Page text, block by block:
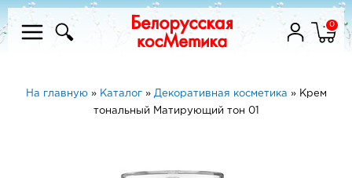
0
На главную» Каталог» Декоративная косметика » Крем
тональный Матирующий тон 01